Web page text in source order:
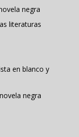
negra
literaturas
en blanco y
negra